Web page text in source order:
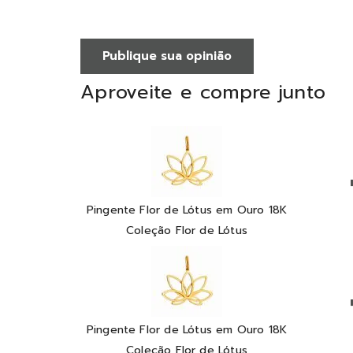
Publique sua opinião
Aproveite e compre junto
Pingente Flor de Lótus em Ouro 18K
Coleção Flor de Lótus
Pingente Flor de Lótus em Ouro 18K